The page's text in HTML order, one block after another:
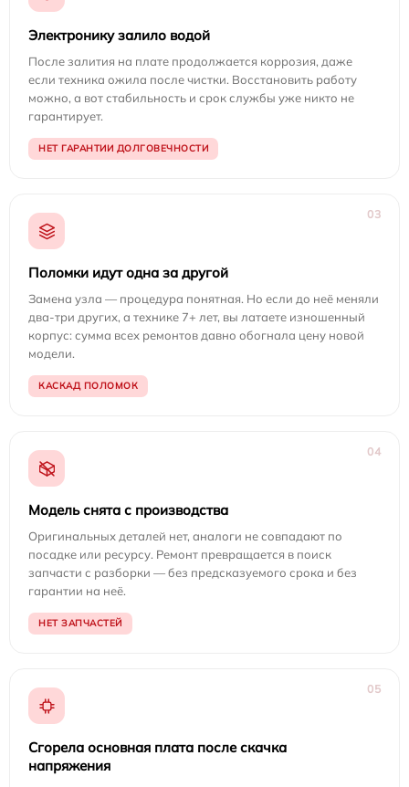
Электронику залило водой
После залития на плате продолжается коррозия, даже
если техника ожила после чистки. Восстановить работу
можно, а вот стабильность и срок службы уже никто не
гарантирует.
НЕТ ГАРАНТИИ ДОЛГОВЕЧНОСТИ
03
Поломки идут одна за другой
Замена узла — процедура понятная. Но если до неё меняли
два-три других, а технике 7+ лет, вы латаете изношенный
корпус: сумма всех ремонтов давно обогнала цену новой
модели.
КАСКАД ПОЛОМОК
04
Модель снята с производства
Оригинальных деталей нет, аналоги не совпадают по
посадке или ресурсу. Ремонт превращается в поиск
запчасти с разборки — без предсказуемого срока и без
гарантии на неё.
НЕТ ЗАПЧАСТЕЙ
05
Сгорела основная плата после скачка
напряжения